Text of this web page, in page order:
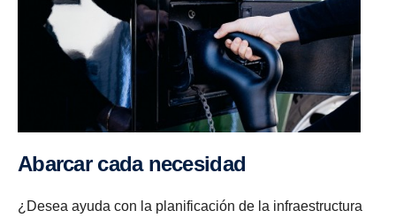
Abarcar cada necesidad
¿Desea ayuda con la planificación de la infraestructura